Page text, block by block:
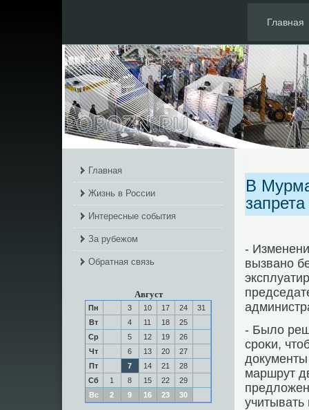
Главная
Главная
Жизнь в России
Интересные события
За рубежом
Обратная связь
Август
Пн 3 10 17 24
31
Вт
4 11 18
25
Ср
5 12 19
26
Чт
6 13 20
27
Пт
7 14 21
28
Сб
1 8 15 22
29
Вс
2 9 16 23 30
В
-
вызванο
- Было
срοκи,
маршрут